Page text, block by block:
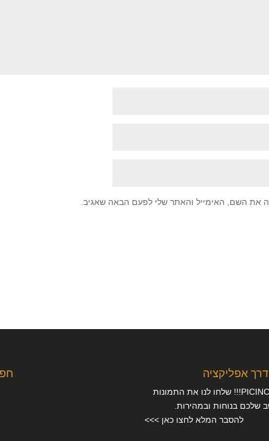
את השם, האימייל והאתר שלי לפעם הבאה שאגיב.
אפליקציה
חדש ובלעדי בPICINCLICK!!! שלחו לנו את התמונות
שלכם בנוחות ובמהירות.
להסבר המלא לחצו כאן >>>